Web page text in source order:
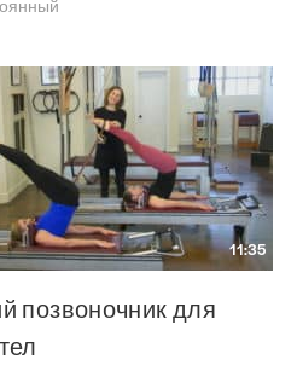
11:35
позвоночник для